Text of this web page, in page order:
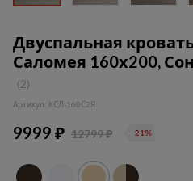
Двуспальная
Саломея 160х200,
(2)
Артикул: КСЛ-160С2Я
9999 ₽ 12799 ₽ 21%